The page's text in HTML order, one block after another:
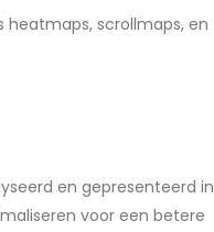
heatmaps, scrollmaps, en
en gepresenteerd in
voor een betere